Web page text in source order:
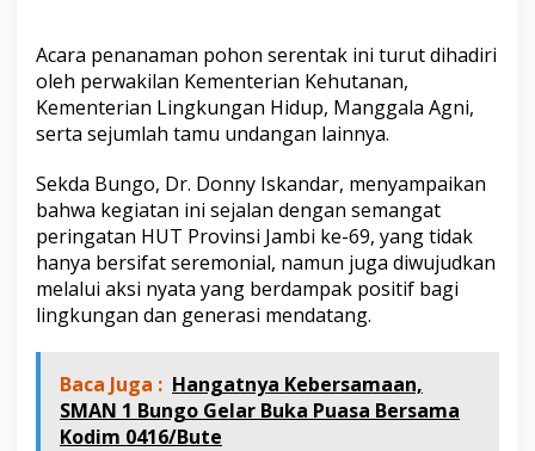
m
b
i
Acara penanaman pohon serentak ini turut dihadiri
oleh perwakilan Kementerian Kehutanan,
Kementerian Lingkungan Hidup, Manggala Agni,
serta sejumlah tamu undangan lainnya.
Sekda Bungo, Dr. Donny Iskandar, menyampaikan
bahwa kegiatan ini sejalan dengan semangat
peringatan HUT Provinsi Jambi ke-69, yang tidak
hanya bersifat seremonial, namun juga diwujudkan
melalui aksi nyata yang berdampak positif bagi
lingkungan dan generasi mendatang.
Baca Juga : Hangatnya Kebersamaan,
SMAN 1 Bungo Gelar Buka Puasa Bersama
Kodim 0416/Bute